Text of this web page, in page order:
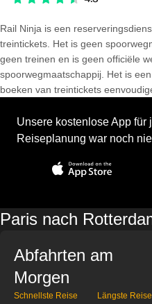
Rail Ninja is een
treintickets. Het is geen
geen treinen en is geen officiële
spoorwegmaatschappij. Het is
boeken van treintickets
Unsere kostenlose App für
Reiseplanung war noch
Paris nach
Abfahrten am
Morgen
Schnellste Reise Längste Reise